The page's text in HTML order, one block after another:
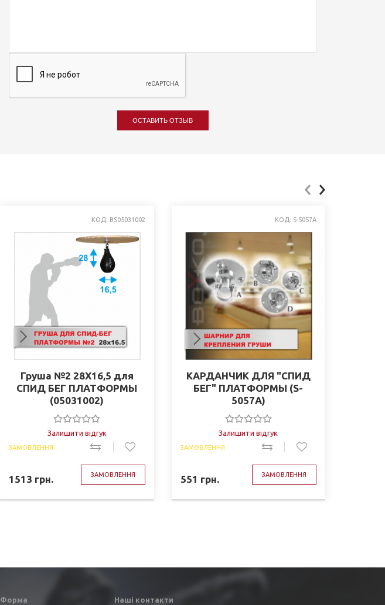
ОСТАВИТЬ ОТЗЫВ
КОД: BS05031002
Груша №2 28Х16,5 для
СПИД БЕГ ПЛАТФОРМЫ
(05031002)
Залишити відгук
ЗАМОВЛЕННЯ
1513 грн. ЗАМОВЛЕННЯ
КОД: S-5057A
КАРДАНЧИК ДЛЯ "СПИД
БЕГ" ПЛАТФОРМЫ (S-
5057A)
Залишити відгук
ЗАМОВЛЕННЯ
551 грн. ЗАМОВЛЕННЯ
Форма Наші контакти